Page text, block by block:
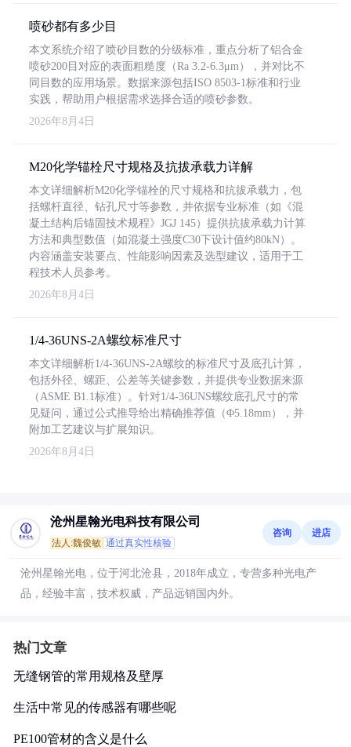
喷砂都有多少目
本文系统介绍了喷砂目数的分级标准，重点分析了铝合金
喷砂200目对应的表面粗糙度（Ra 3.2-6.3μm），并对比不
同目数的应用场景。数据来源包括ISO 8503-1标准和行业
实践，帮助用户根据需求选择合适的喷砂参数。
2026年8月4日
M20化学锚栓尺寸规格及抗拔承载力详解
本文详细解析M20化学锚栓的尺寸规格和抗拔承载力，包
括螺杆直径、钻孔尺寸等参数，并依据专业标准（如《混
凝土结构后锚固技术规程》JGJ 145）提供抗拔承载力计算
方法和典型数值（如混凝土强度C30下设计值约80kN）。
内容涵盖安装要点、性能影响因素及选型建议，适用于工
程技术人员参考。
2026年8月4日
1/4-36UNS-2A螺纹标准尺寸
本文详细解析1/4-36UNS-2A螺纹的标准尺寸及底孔计算，
包括外径、螺距、公差等关键参数，并提供专业数据来源
（ASME B1.1标准）。针对1/4-36UNS螺纹底孔尺寸的常
见疑问，通过公式推导给出精确推荐值（Φ5.18mm），并
附加工艺建议与扩展知识。
2026年8月4日
沧州星翰光电科技有限公司
法人:魏俊敏 通过真实性核验
咨询 进店
沧州星翰光电，位于河北沧县，2018年成立，专营多种光电产
品，经验丰富，技术权威，产品远销国内外。
热门文章
无缝钢管的常用规格及壁厚
生活中常见的传感器有哪些呢
PE100管材的含义是什么